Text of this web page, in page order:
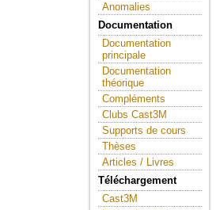
Anomalies
Documentation
Documentation
principale
Documentation
théorique
Compléments
Clubs Cast3M
Supports de cours
Thèses
Articles / Livres
Téléchargement
Cast3M